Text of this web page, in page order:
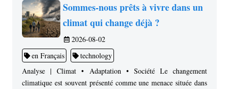
Sommes-nous prêts à vivre dans un
climat qui change déjà ?
2026-08-02
en Français
technology
Analyse | Climat • Adaptation • Société Le changement
climatique est souvent présenté comme une menace située dans